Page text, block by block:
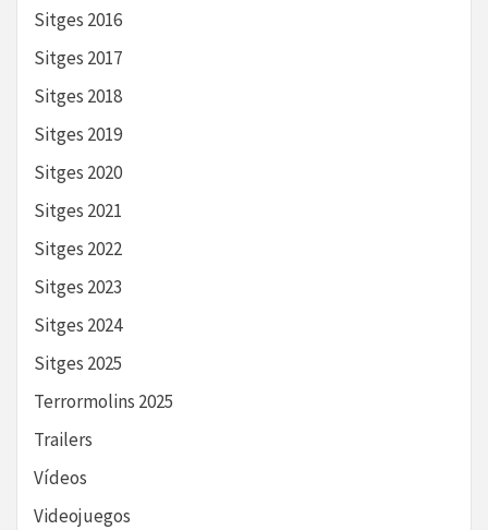
Sitges 2016
Sitges 2017
Sitges 2018
Sitges 2019
Sitges 2020
Sitges 2021
Sitges 2022
Sitges 2023
Sitges 2024
Sitges 2025
Terrormolins 2025
Trailers
Vídeos
Videojuegos